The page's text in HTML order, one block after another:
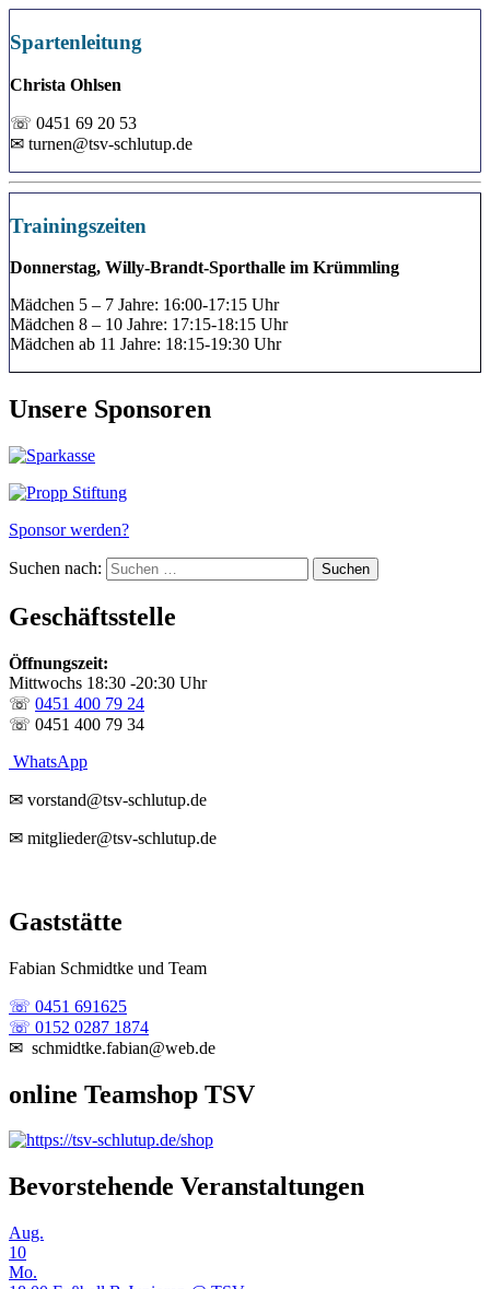
Spartenleitung
Christa Ohlsen
☏ 0451 69 20 53
✉ turnen@tsv-schlutup.de
Trainingszeiten
Donnerstag, Willy-Brandt-Sporthalle im Krümmling
Mädchen 5 – 7 Jahre: 16:00-17:15 Uhr
Mädchen 8 – 10 Jahre: 17:15-18:15 Uhr
Mädchen ab 11 Jahre: 18:15-19:30 Uhr
Unsere Sponsoren
Sponsor werden?
Suchen nach:
Geschäftsstelle
Öffnungszeit:
Mittwochs 18:30 -20:30 Uhr
☏ 0451 400 79 24
☏ 0451 400 79 34
WhatsApp
✉ vorstand@tsv-schlutup.de
✉ mitglieder@tsv-schlutup.de
Gaststätte
Fabian Schmidtke und Team
☏ 0451 691625
☏ 0152 0287 1874
✉ schmidtke.fabian@web.de
online Teamshop TSV
Bevorstehende Veranstaltungen
Aug.
10
Mo.